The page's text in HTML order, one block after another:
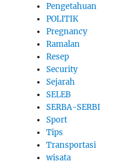
Pengetahuan
POLITIK
Pregnancy
Ramalan
Resep
Security
Sejarah
SELEB
SERBA-SERBI
Sport
Tips
Transportasi
wisata